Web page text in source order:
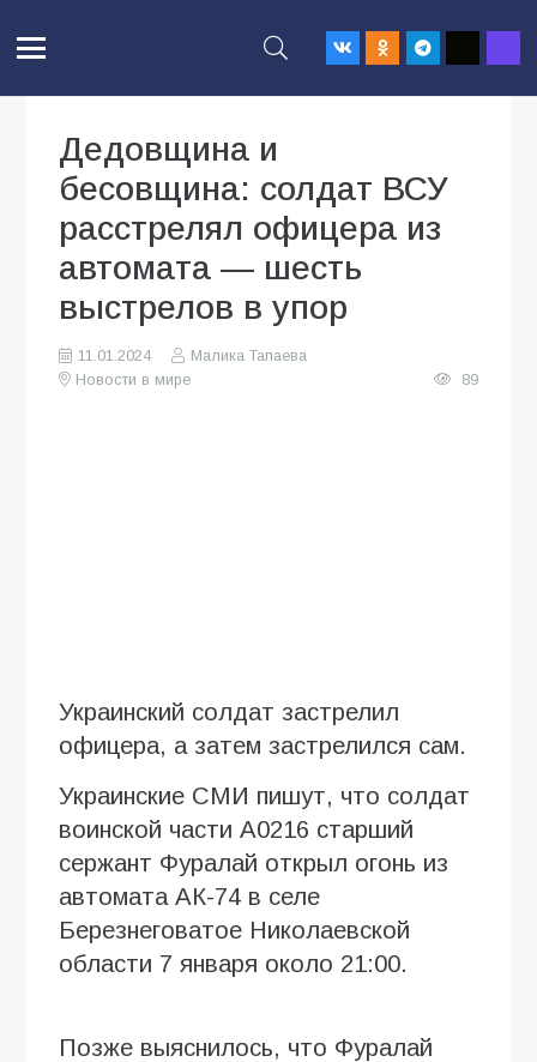
Дедовщина и
бесовщина: солдат ВСУ
расстрелял офицера из
автомата — шесть
выстрелов в упор
11.01.2024
Малика Тапаева
Новости в мире
89
Украинский солдат застрелил
офицера, а затем застрелился сам.
Украинские СМИ пишут, что солдат
воинской части А0216 старший
сержант Фуралай открыл огонь из
автомата АК-74 в селе
Березнеговатое Николаевской
области 7 января около 21:00.
Позже выяснилось, что Фуралай